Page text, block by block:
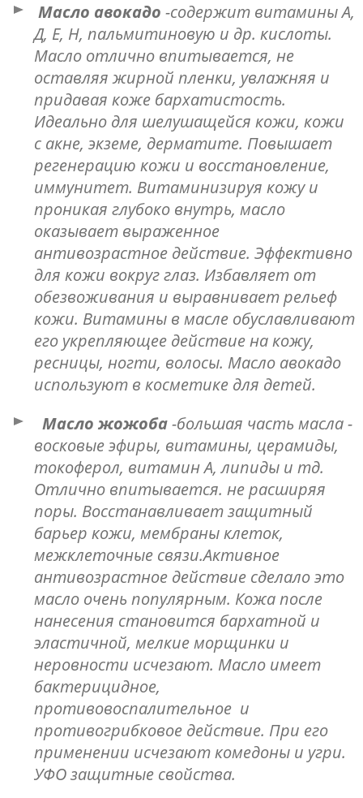
Масло авокадо -содержит витамины А,
Д, Е, Н, пальмитиновую и др. кислоты.
Масло отлично впитывается, не
оставляя жирной пленки, увлажняя и
придавая коже бархатистость.
Идеально для шелушащейся кожи, кожи
с акне, экземе, дерматите. Повышает
регенерацию кожи и восстановление,
иммунитет. Витаминизируя кожу и
проникая глубоко внутрь, масло
оказывает выраженное
антивозрастное действие. Эффективно
для кожи вокруг глаз. Избавляет от
обезвоживания и выравнивает рельеф
кожи. Витамины в масле обуславливают
его укрепляющее действие на кожу,
ресницы, ногти, волосы. Масло авокадо
используют в косметике для детей.
Масло жожоба-большая часть масла -
восковые эфиры, витамины, церамиды,
токоферол, витамин А, липиды и тд.
Отлично впитывается. не расширяя
поры. Восстанавливает защитный
барьер кожи, мембраны клеток,
межклеточные связи.Активное
антивозрастное действие сделало это
масло очень популярным. Кожа после
нанесения становится бархатной и
эластичной, мелкие морщинки и
неровности исчезают. Масло имеет
бактерицидное,
противовоспалительное и
противогрибковое действие. При его
применении исчезают комедоны и угри.
УФО защитные свойства.